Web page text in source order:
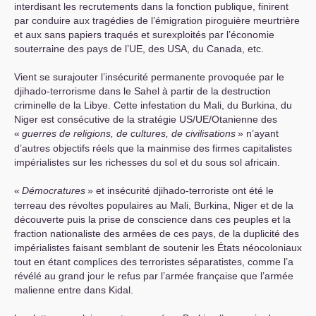
interdisant les recrutements dans la fonction publique, finirent
par conduire aux tragédies de l’émigration piroguière meurtrière
et aux sans papiers traqués et surexploités par l’économie
souterraine des pays de l’UE , des USA , du Canada, etc.
Vient se surajouter l’insécurité permanente provoquée par le
djihado-terrorisme dans le Sahel à partir de la destruction
criminelle de la Libye. Cette infestation du Mali, du Burkina, du
Niger est consécutive de la stratégie US/UE/Otanienne des
« guerres de religions, de cultures, de civilisations» n’ayant
d’autres objectifs réels que la mainmise des firmes capitalistes
impérialistes sur les richesses du sol et du sous sol africain.
« Démocratures» et insécurité djihado-terroriste ont été le
terreau des révoltes populaires au Mali, Burkina, Niger et de la
découverte puis la prise de conscience dans ces peuples et la
fraction nationaliste des armées de ces pays, de la duplicité des
impérialistes faisant semblant de soutenir les États néocoloniaux
tout en étant complices des terroristes séparatistes, comme l’a
révélé au grand jour le refus par l’armée française que l’armée
malienne entre dans Kidal.